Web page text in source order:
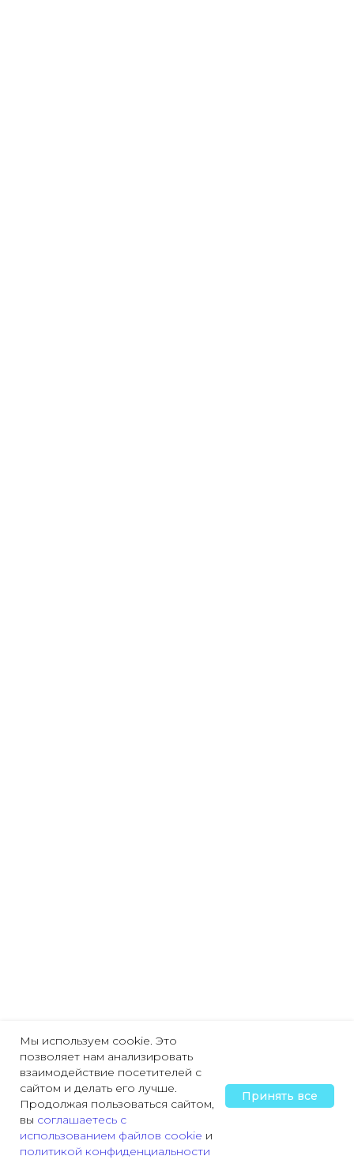
Главная Охрана труда Пожарная безопасность
Мы используем cookie. Это
позволяет нам анализировать
взаимодействие посетителей с
сайтом и делать его лучше.
Продолжая пользоваться сайтом,
вы соглашаетесь с
использованием файлов cookie и
политикой конфиденциальности
Принять все